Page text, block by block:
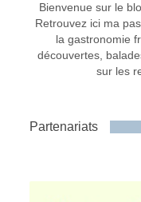
Bienvenue sur le
Retrouvez ici ma
la gastronomie
découvertes,
sur les
Partenariats